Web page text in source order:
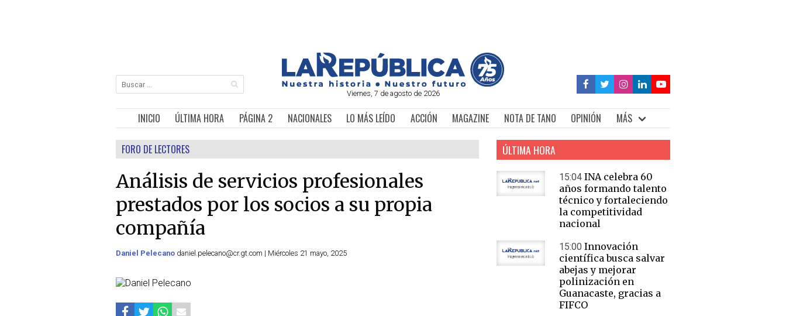
Viernes, 7 de agosto de 2026
INICIO ÚLTIMA HORA PÁGINA 2 NACIONALES LO MÁS LEÍDO ACCIÓN MAGAZINE NOTA DE TANO OPINIÓN MÁS
FORO DE LECTORES
Análisis de servicios profesionales
prestados por los socios a su propia
compañía
Daniel Pelecano daniel.pelecano@cr.gt.com | Miércoles 21 mayo, 2025
ÚLTIMA HORA
15:04 INA celebra 60
años formando talento
técnico y fortaleciendo
la competitividad
nacional
15:00 Innovación
científica busca salvar
abejas y mejorar
polinización en
Guanacaste, gracias a
FIFCO